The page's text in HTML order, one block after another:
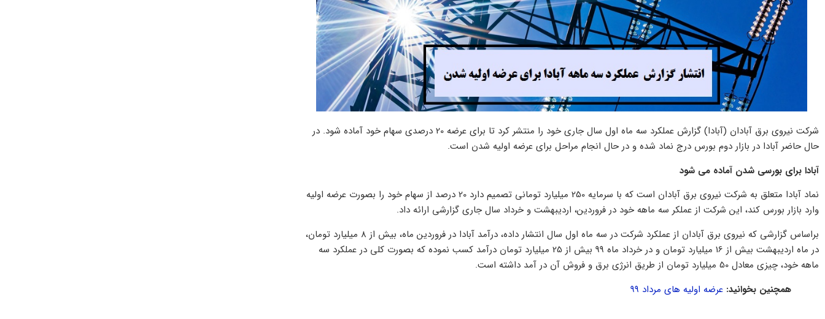
شرکت نیروی برق آبادان (آبادا) گزارش عملکرد سه ماه اول سال جاری خود را منتشر کرد تا برای عرضه 20 درصدی سهام خود آماده شود. در
حال حاضر آبادا در بازار دوم بورس درج نماد شده و در حال انجام مراحل برای عرضه اولیه شدن است.
آبادا برای بورسی شدن آماده می شود
نماد آبادا متعلق به شرکت نیروی برق آبادان است که با سرمایه 250 میلیارد تومانی تصمیم دارد 20 درصد از سهام خود را بصورت عرضه اولیه
وارد بازار بورس کند، این شرکت از عملکر سه ماهه خود در فروردین، اردیبهشت و خرداد سال جاری گزارشی ارائه داد.
براساس گزارشی که نیروی برق آبادان از عملکرد شرکت در سه ماه اول سال انتشار داده، درآمد آبادا در فروردین ماه، بیش از 8 میلیارد تومان،
در ماه اردیبهشت بیش از 16 میلیارد تومان و در خرداد ماه 99 بیش از 25 میلیارد تومان درآمد کسب نموده که بصورت کلی در عملکرد سه
ماهه خود، چیزی معادل 50 میلیارد تومان از طریق انرژی برق و فروش آن در آمد داشته است.
همچنین بخوانید: عرضه اولیه های مرداد ۹۹